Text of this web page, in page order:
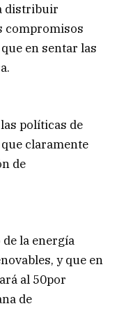
distribuir
compromisos
en sentar las
políticas de
claramente
de
la energía
y que en
al 50por
de